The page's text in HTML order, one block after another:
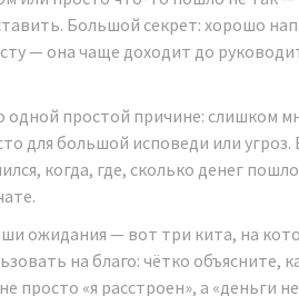
Большой секрет: хорошо
— она чаще доходит до
простой причине: слишком
для большой исповеди или угроз.
когда, где, сколько денег
ожидания — вот три кита, на
на благо: чётко объясните,
«я расстроен», а «деньги